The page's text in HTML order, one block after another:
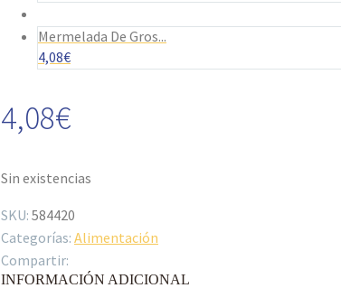
Mermelada De Gros...
4,08€
4,08€
Sin existencias
SKU: 584420
Categorías: Alimentación
Compartir:
INFORMACIÓN ADICIONAL